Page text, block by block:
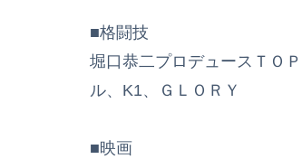
■格闘技
堀口恭二プロデュースＴＯ
ル、K1、ＧＬＯＲＹ
■映画